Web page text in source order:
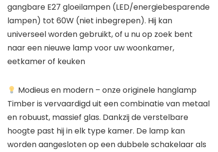
gangbare E27 gloeilampen (LED/energiebesparende
lampen) tot 60W (niet inbegrepen). Hij kan
universeel worden gebruikt, of u nu op zoek bent
naar een nieuwe lamp voor uw woonkamer,
eetkamer of keuken
Modieus en modern – onze originele hanglamp
Timber is vervaardigd uit een combinatie van metaal
en robuust, massief glas. Dankzij de verstelbare
hoogte past hij in elk type kamer. De lamp kan
worden aangesloten op een dubbele schakelaar als